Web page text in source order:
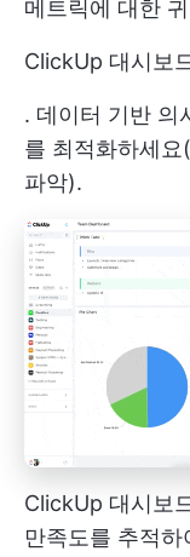
메트릭에 대한
ClickUp 대시보
. 데이터 기반 의
를 최적화하세
파악).
ClickUp 대시보
만족도를 추적